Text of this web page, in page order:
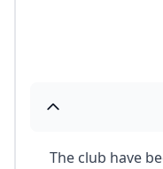
The club have